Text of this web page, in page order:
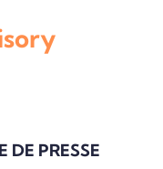
DE PRESSE